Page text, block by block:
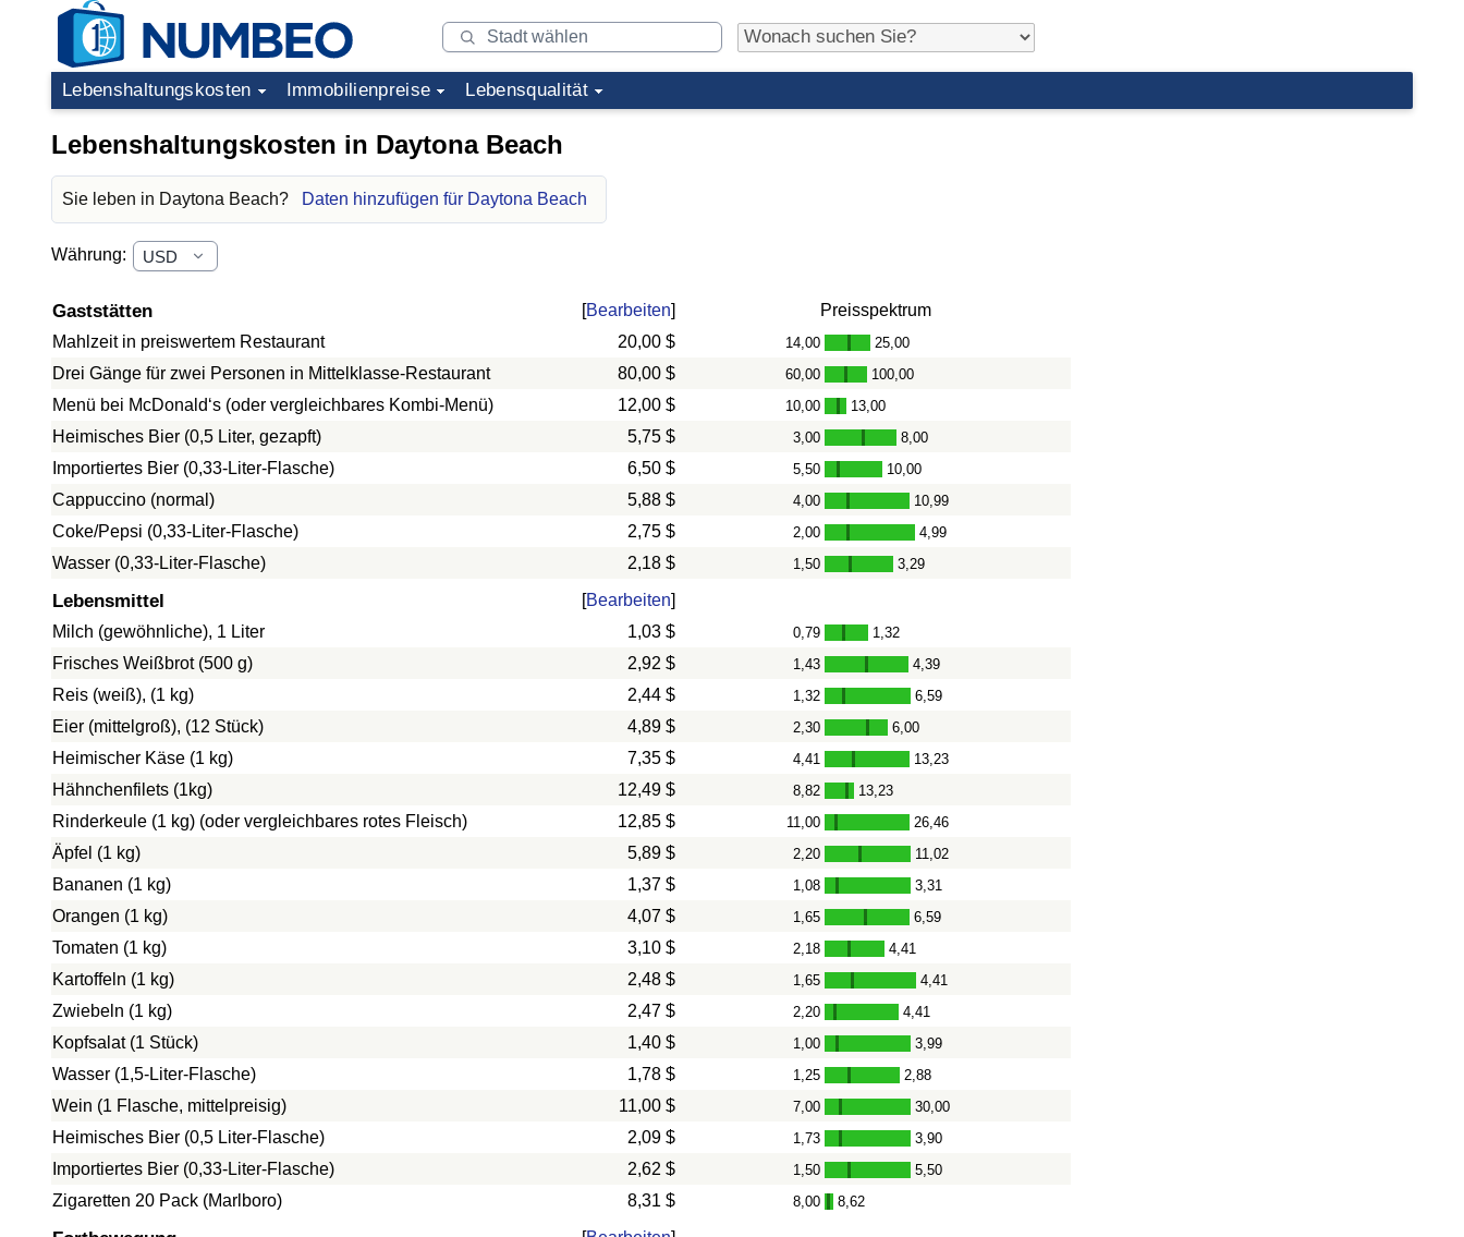
Lebenshaltungskosten Immobilienpreise Lebensqualität
Lebenshaltungskosten in Daytona Beach
Sie leben in Daytona Beach? Daten hinzufügen für Daytona Beach
Währung:
Gaststätten [Bearbeiten]
Preisspektrum
Mahlzeit in preiswertem Restaurant
20,00 $ 14,00 - 25,00
Drei Gänge für zwei Personen in Mittelklasse-Restaurant 80,00 $ 60,00 - 100,00
Menü bei McDonald‘s (oder vergleichbares Kombi-Menü) 12,00 $ 10,00 - 13,00
Heimisches Bier (0,5 Liter, gezapft) 5,75 $ 3,00 - 8,00
Importiertes Bier (0,33-Liter-Flasche) 6,50 $ 5,50 - 10,00
Cappuccino (normal) 5,88 $ 4,00 - 10,99
Coke/Pepsi (0,33-Liter-Flasche) 2,75 $ 2,00 - 4,99
Wasser (0,33-Liter-Flasche) 2,18 $ 1,50 - 3,29
Lebensmittel [Bearbeiten]
Milch (gewöhnliche), 1 Liter
1,03 $ 0,79 - 1,32
Frisches Weißbrot (500 g) 2,92 $ 1,43 - 4,39
Reis (weiß), (1 kg) 2,44 $ 1,32 - 6,59
Eier (mittelgroß), (12 Stück) 4,89 $ 2,30 - 6,00
Heimischer Käse (1 kg) 7,35 $ 4,41 - 13,23
Hähnchenfilets (1kg) 12,49 $ 8,82 - 13,23
Rinderkeule (1 kg) (oder vergleichbares rotes Fleisch) 12,85 $ 11,00 - 26,46
Äpfel (1 kg) 5,89 $ 2,20 - 11,02
Bananen (1 kg) 1,37 $ 1,08 - 3,31
Orangen (1 kg) 4,07 $ 1,65 - 6,59
Tomaten (1 kg) 3,10 $ 2,18 - 4,41
Kartoffeln (1 kg) 2,48 $ 1,65 - 4,41
Zwiebeln (1 kg) 2,47 $ 2,20 - 4,41
Kopfsalat (1 Stück) 1,40 $ 1,00 - 3,99
Wasser (1,5-Liter-Flasche) 1,78 $ 1,25 - 2,88
Wein (1 Flasche, mittelpreisig) 11,00 $ 7,00 - 30,00
Heimisches Bier (0,5 Liter-Flasche) 2,09 $ 1,73 - 3,90
Importiertes Bier (0,33-Liter-Flasche) 2,62 $ 1,50 - 5,50
Zigaretten 20 Pack (Marlboro) 8,31 $ 8,00 - 8,62